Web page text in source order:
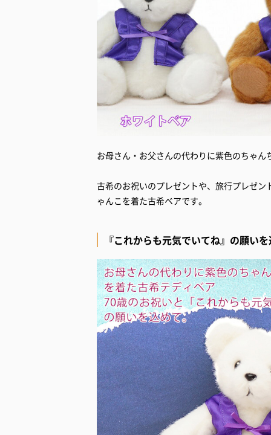
お母さん・お父さんの代わりに紫色のちゃん
古希のお祝いのプレゼントや、旅行プレゼ
ゃんこを着た古希ベアです。
『これからも元気でいてね』の願い